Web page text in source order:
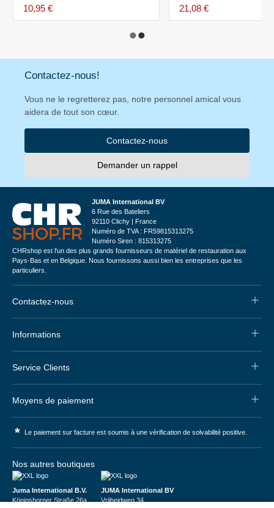
10,95 € 21,08 €
Contactez-nous!
Vous ne le regretterez pas, notre personnel amical vous
aidera de tout son cœur.
Contactez-nous
Demander un rappel
JUMA International BV
6 Rue des Bateliers
92110 Clichy | France
Numéro de TVA : FR59815313275
Numéro Siren : 815313275
CHRshop est l'un des plus grands fournisseurs de matériel de restauration aux
Pays-Bas et en Belgique. Nous fournissons aussi bien les entreprises que les
particuliers.
Contactez-nous
Informations
Service Clients
Moyens de paiement
* Le paiement sur facture est soumis à une vérification de solvabilité positive.
Nos autres boutiques
Juma International B.V.
Königsborner Straße 26a
JUMA International BV
Vrijheidweg 34